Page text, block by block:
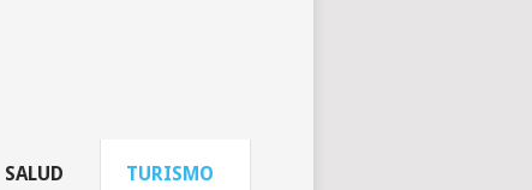
SALUD TURISMO